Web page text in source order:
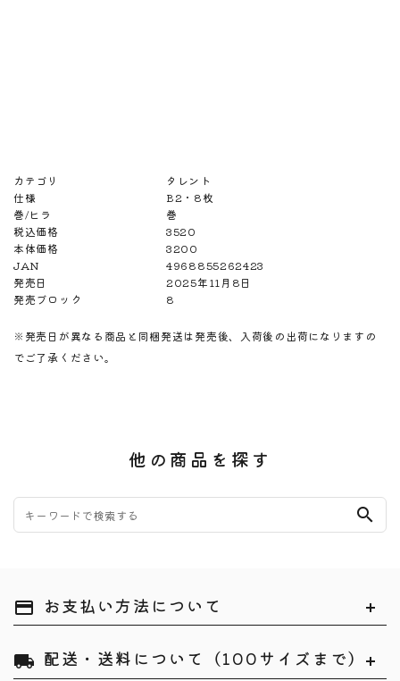
カテゴリ
タレント
仕様
B2・8枚
巻/ヒラ
巻
税込価格
3520
本体価格
3200
JAN
4968855262423
発売日
2025年11月8日
発売ブロック
8
※発売日が異なる商品と同梱発送は発売後、入荷後の出荷になりますの
でご了承ください。
他の商品を探す
search
payment お支払い方法について
local_shipping 配送・送料について（100サイズまで）